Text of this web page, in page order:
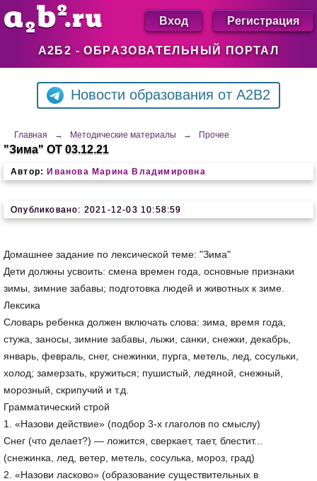
А2Б2 - ОБРАЗОВАТЕЛЬНЫЙ ПОРТАЛ
Вход Регистрация
Новости образования от A2B2
Главная → Методические материалы → Прочее
"Зима" ОТ 03.12.21
Автор: Иванова Марина Владимировна
Опубликовано: 2021-12-03 10:58:59
Домашнее задание по лексической теме: "Зима"
Дети должны усвоить: смена времен года, основные признаки
зимы, зимние забавы; подготовка людей и животных к зиме.
Лексика
Словарь ребенка должен включать слова: зима, время года,
стужа, заносы, зимние забавы, лыжи, санки, снежки, декабрь,
январь, февраль, снег, снежинки, пурга, метель, лед, сосульки,
холод; замерзать, кружиться; пушистый, ледяной, снежный,
морозный, скрипучий и т.д.
Грамматический строй
1. «Назови действие» (подбор 3-х глаголов по смыслу)
Снег (что делает?) — ложится, сверкает, тает, блестит...
(снежинка, лед, ветер, метель, сосулька, мороз, град)
2. «Назови ласково» (образование существительных в